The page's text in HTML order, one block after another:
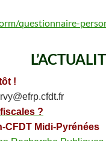
questionnaire-
!
?
CFDT Midi-Pyrénées